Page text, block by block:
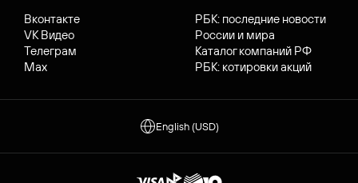
Вконтакте
VK Видео
Телеграм
Max
РБК: последние новости
России и мира
Каталог компаний РФ
РБК: котировки акций
English (USD)